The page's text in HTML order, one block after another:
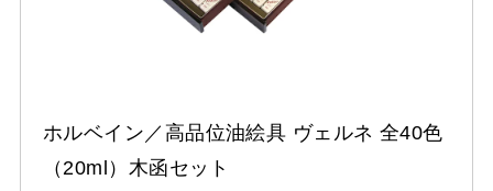
ホルベイン／高品位油絵具 ヴェルネ 全40色
（20ml）木函セット